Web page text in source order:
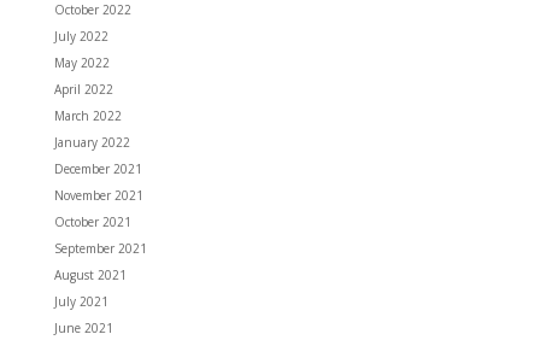
October 2022
July 2022
May 2022
April 2022
March 2022
January 2022
December 2021
November 2021
October 2021
September 2021
August 2021
July 2021
June 2021